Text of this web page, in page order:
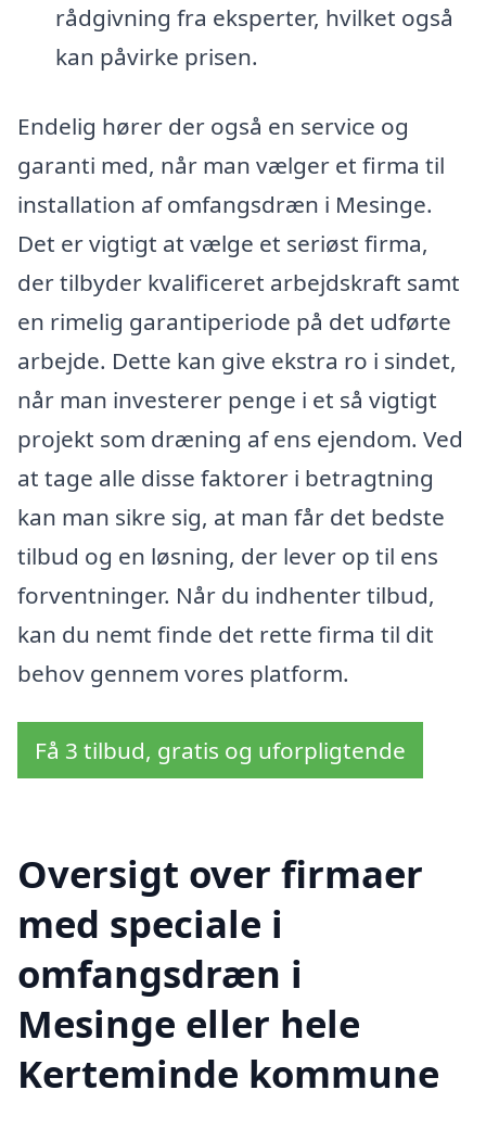
rådgivning fra eksperter, hvilket også
kan påvirke prisen.
Endelig hører der også en service og
garanti med, når man vælger et firma til
installation af omfangsdræn i Mesinge.
Det er vigtigt at vælge et seriøst firma,
der tilbyder kvalificeret arbejdskraft samt
en rimelig garantiperiode på det udførte
arbejde. Dette kan give ekstra ro i sindet,
når man investerer penge i et så vigtigt
projekt som dræning af ens ejendom. Ved
at tage alle disse faktorer i betragtning
kan man sikre sig, at man får det bedste
tilbud og en løsning, der lever op til ens
forventninger. Når du indhenter tilbud,
kan du nemt finde det rette firma til dit
behov gennem vores platform.
Få 3 tilbud, gratis og uforpligtende
Oversigt over firmaer
med speciale i
omfangsdræn i
Mesinge eller hele
Kerteminde kommune